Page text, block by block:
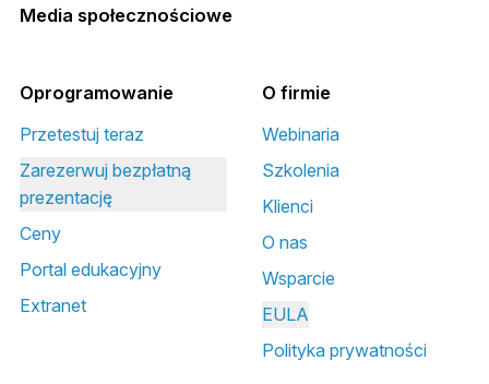
Media społecznościowe
Oprogramowanie
Przetestuj teraz
Zarezerwuj bezpłatną
prezentację
Ceny
Portal edukacyjny
Extranet
O firmie
Webinaria
Szkolenia
Klienci
O nas
Wsparcie
EULA
Polityka prywatności